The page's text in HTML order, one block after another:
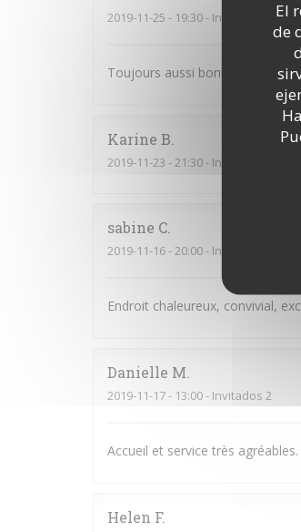
El
de
2019-11-25 - 19:30 - Invitados 2
Toujours aussi bon! Les plats
Karine B
2019-11-23 - 21:30 - Invitados 6
sabine C
2019-11-16- 20:00 - Invitados 4
Endroit chaleureux, convivial,
Danielle M
2019-11-17- 13:00 - Invitados 2
Accueil et service très
Helen F